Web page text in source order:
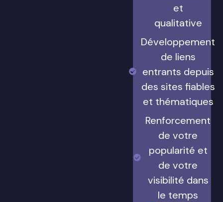
et
qualitative
Développement
de liens
entrants depuis
des sites fiables
et thématiques
Renforcement
de votre
popularité et
de votre
visibilité dans
le temps